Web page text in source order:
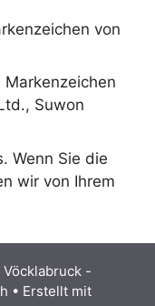
von
Suwon
Wenn Sie die
wir von Ihrem
-
• Erstellt mit